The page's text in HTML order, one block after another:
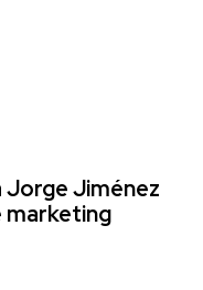
Jorge Jiménez
marketing